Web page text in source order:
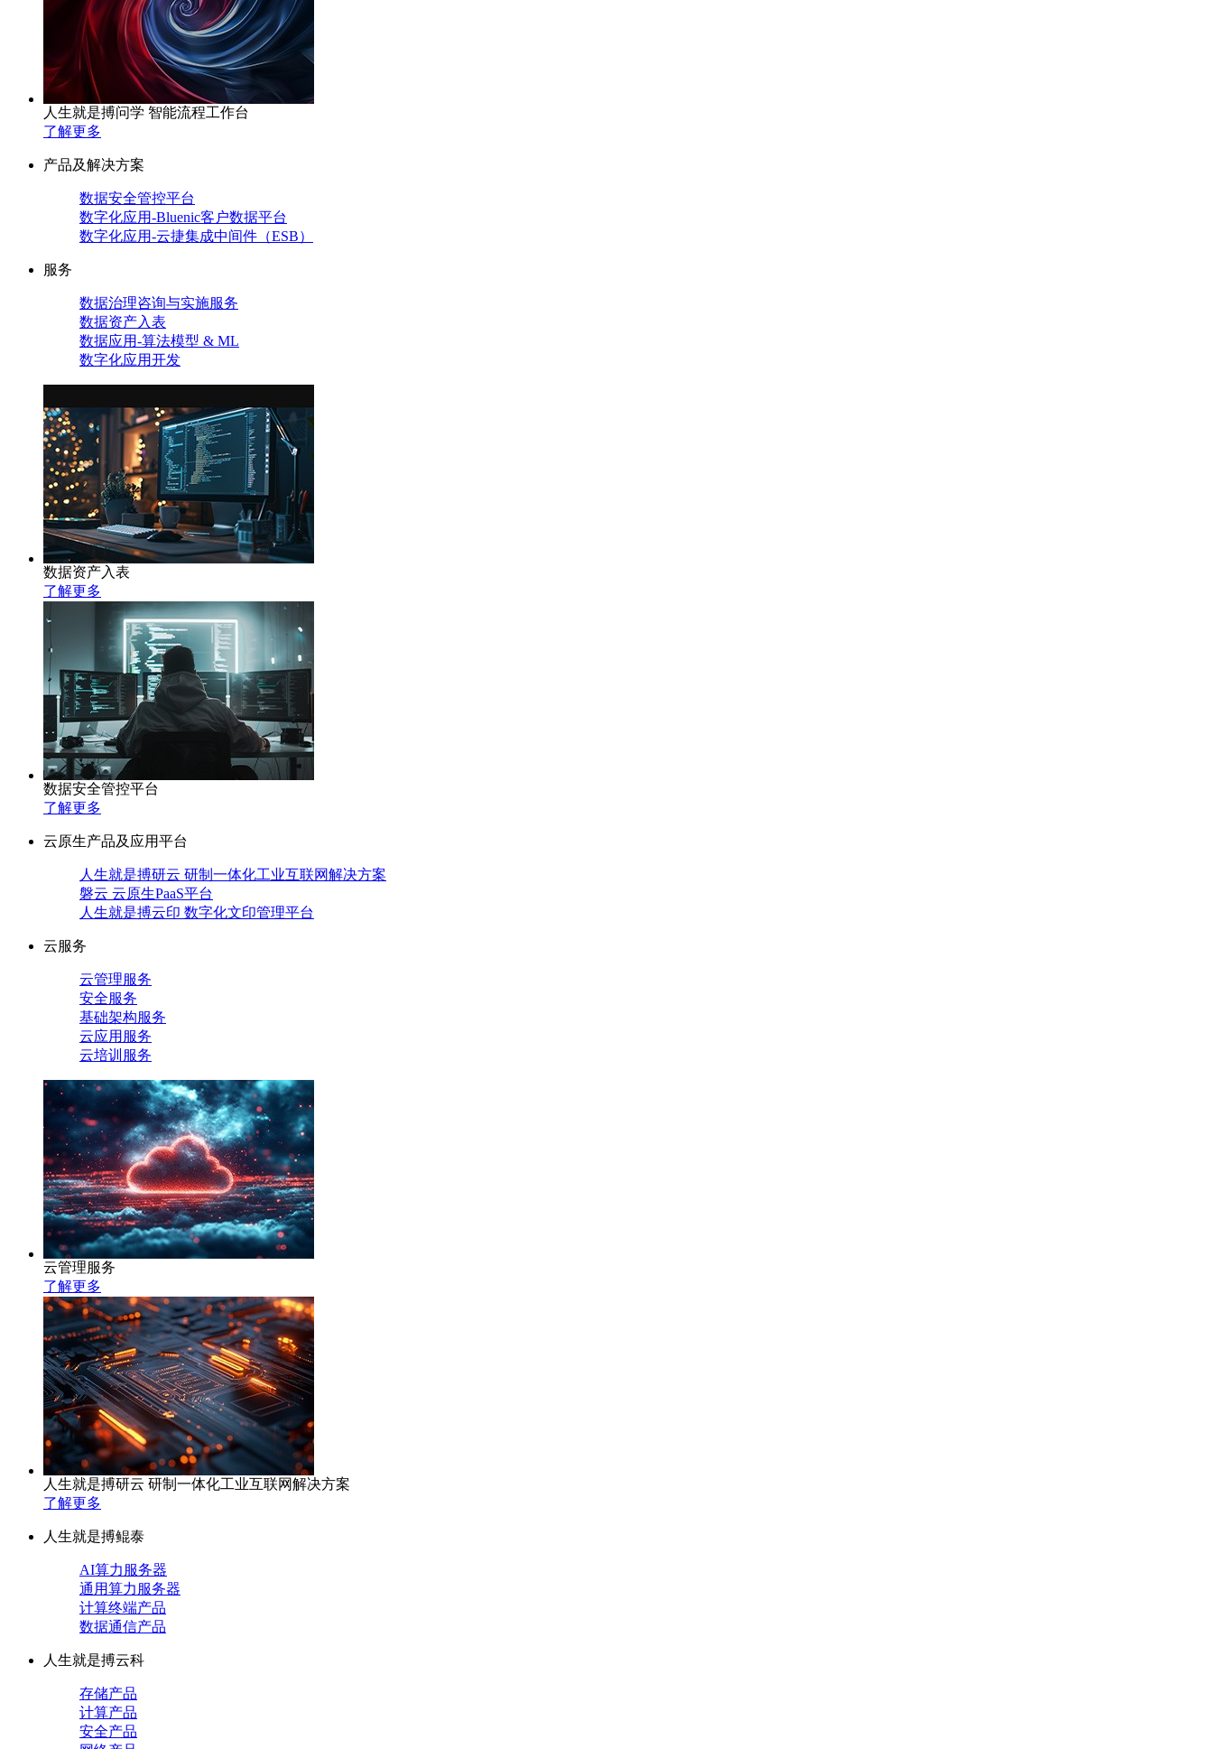
人生就是搏问学 智能流程工作台
了解更多
产品及解决方案
数据安全管控平台
数字化应用-Bluenic客户数据平台
数字化应用-云捷集成中间件（ESB）
服务
数据治理咨询与实施服务
数据资产入表
数据应用-算法模型 & ML
数字化应用开发
数据资产入表
了解更多
数据安全管控平台
了解更多
云原生产品及应用平台
人生就是搏研云 研制一体化工业互联网解决方案
磐云 云原生PaaS平台
人生就是搏云印 数字化文印管理平台
云服务
云管理服务
安全服务
基础架构服务
云应用服务
云培训服务
云管理服务
了解更多
人生就是搏研云 研制一体化工业互联网解决方案
了解更多
人生就是搏鲲泰
AI算力服务器
通用算力服务器
计算终端产品
数据通信产品
人生就是搏云科
存储产品
计算产品
安全产品